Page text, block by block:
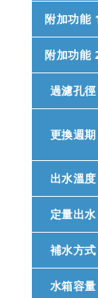
附加功能
附加功能
過濾孔徑
更換週期
出水溫度
定量出水
補水方式
水箱容量